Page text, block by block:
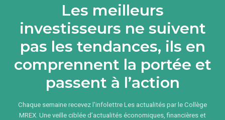
Les meilleurs
investisseurs ne suivent
pas les tendances, ils en
comprennent la portée et
passent à l’action
Chaque semaine recevez l'infolettre Les actualités par le Collège
MREX. Une veille ciblée d’actualités économiques, financières et